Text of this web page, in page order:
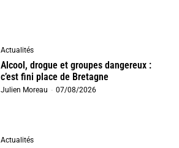
Actualités
Alcool, drogue et groupes dangereux :
c’est fini place de Bretagne
Julien Moreau - 07/08/2026
Actualités